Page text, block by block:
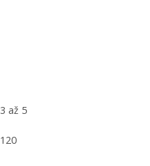
3 až 5
120